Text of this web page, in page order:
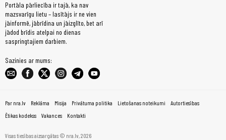
Portāla pārliecība ir tajā, ka nav
mazsvarīgu lietu – lasītājs ir ne vien
jāinformē, jābrīdina un jāizglīto, bet arī
jādod brīdis atelpai no dienas
saspringtajiem darbiem.
Sazinies ar mums:
Par nra.lv Reklāma Misija Privātuma politika Lietošanas noteikumi
Autortiesības
Ētikas kodekss
Vakances Kontakti
Visas tiesības aizsargātas © nra.lv, 2026